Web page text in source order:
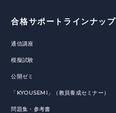
合格サポートラインナップ
通信講座
模擬試験
公開ゼミ
「KYOUSEMI」（教員養成セミナー）
問題集・参考書